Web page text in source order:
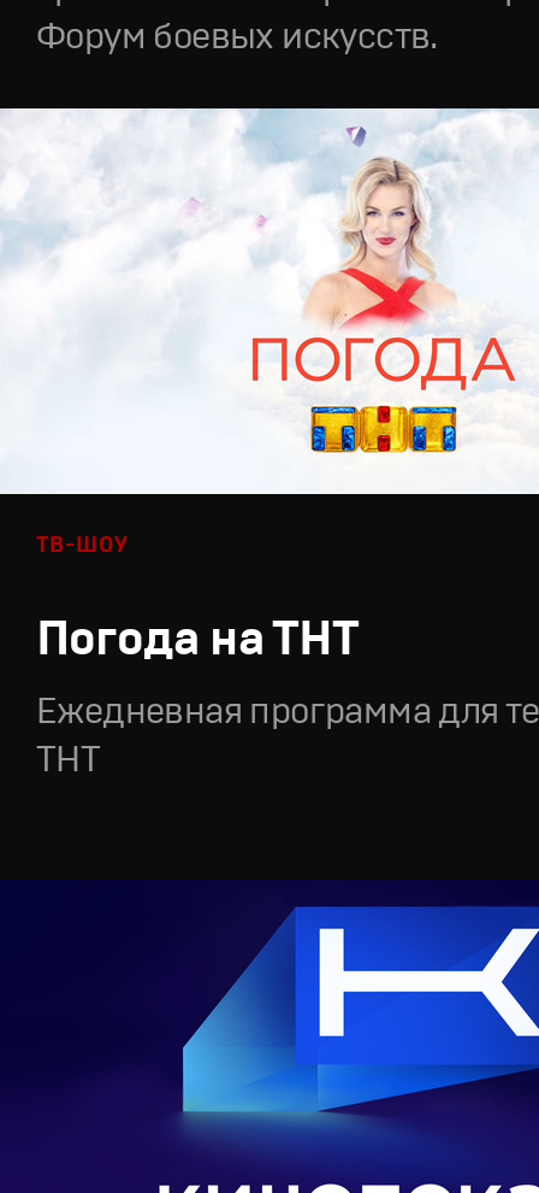
Форум боевых искусств.
ТВ-ШОУ
Погода на ТНТ
Ежедневная программа для
ТНТ